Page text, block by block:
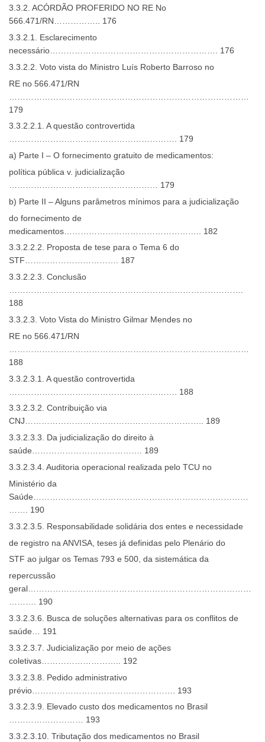
3.3.2. ACÓRDÃO PROFERIDO NO RE No
566.471/RN…………….. 176
3.3.2.1. Esclarecimento
necessário……………………………………………………. 176
3.3.2.2. Voto vista do Ministro Luís Roberto Barroso no
RE no 566.471/RN
179
3.3.2.2.1. A questão controvertida
……………………………………………………. 179
a) Parte I – O fornecimento gratuito de medicamentos:
política pública v. judicialização
……………………………………………… 179
b) Parte II – Alguns parâmetros mínimos para a judicialização
do fornecimento de
medicamentos………………………………………….. 182
3.3.2.2.2. Proposta de tese para o Tema 6 do
STF……………………………. 187
3.3.2.2.3. Conclusão
………………………………………………………………………….
188
3.3.2.3. Voto Vista do Ministro Gilmar Mendes no
RE no 566.471/RN
188
3.3.2.3.1. A questão controvertida
……………………………………………………. 188
3.3.2.3.2. Contribuição via
CNJ……………………………………………………….. 189
3.3.2.3.3. Da judicialização do direito à
saúde…………………………………. 189
3.3.2.3.4. Auditoria operacional realizada pelo TCU no
Ministério da
Saúde……………………………………………………………………
……. 190
3.3.2.3.5. Responsabilidade solidária dos entes e necessidade
de registro na ANVISA, teses já definidas pelo Plenário do
STF ao julgar os Temas 793 e 500, da sistemática da
repercussão
geral………………………………………………………………………
………. 190
3.3.2.3.6. Busca de soluções alternativas para os conflitos de
saúde… 191
3.3.2.3.7. Judicialização por meio de ações
coletivas……………………….. 192
3.3.2.3.8. Pedido administrativo
prévio……………………………………………. 193
3.3.2.3.9. Elevado custo dos medicamentos no Brasil
……………………… 193
3.3.2.3.10. Tributação dos medicamentos no Brasil